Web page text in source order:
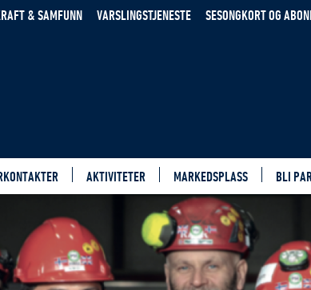
& SAMFUNN VARSLINGSTJENESTE SESONGKORT OG
AKTIVITETER MARKEDSPLASS BLI